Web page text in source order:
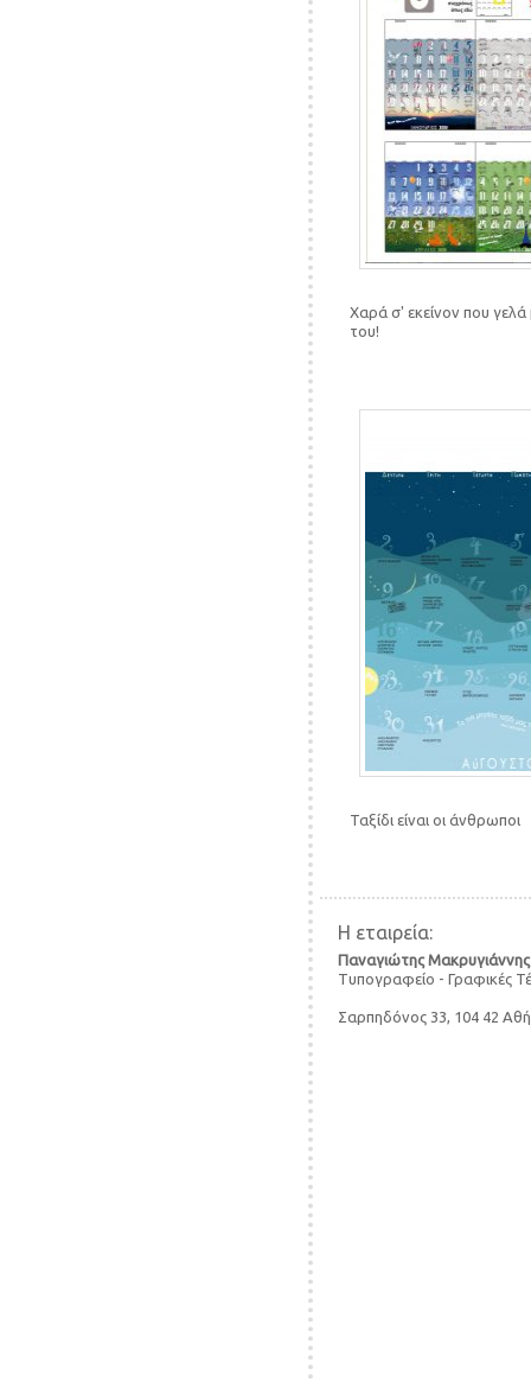
Χαρά σ' εκείνον που
του!
Ταξίδι είναι οι άνθρωποι
Post navigation
Η εταιρεία:
Παναγιώτης Μακρυγιάννης
Τυπογραφείο - Γραφικές
Σαρπηδόνος 33, 104 42